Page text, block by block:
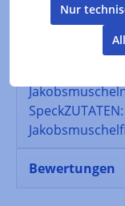
Bewertungen
Nur